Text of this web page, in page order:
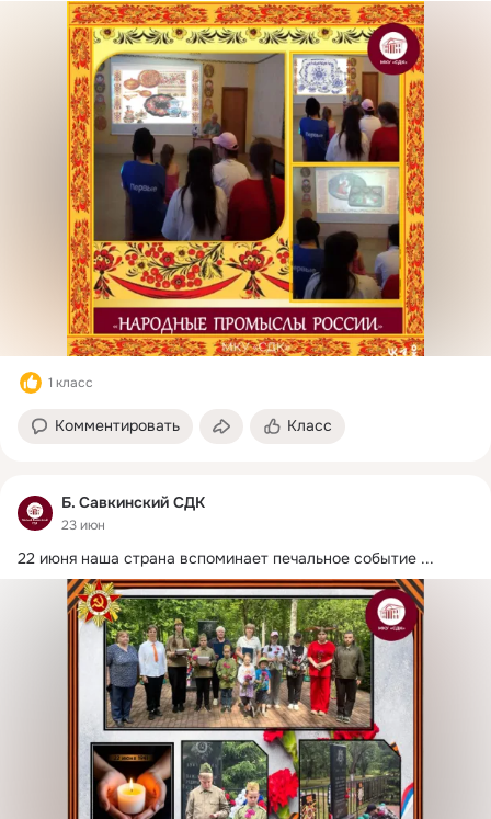
1 класс
Комментировать Класс
Б. Савкинский СДК
23 июн
22 июня наша страна вспоминает печальное событие ...